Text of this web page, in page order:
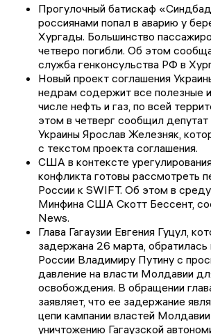
Прогулочный батискаф
россиянами попал в аварию у
Хургады. Большинство
четверо погибли. Об этом
служба генконсульства РФ в
Новый проект соглашения
недрам содержит все полезные
числе нефть и газ, по всей
этом в четверг сообщил
Украины Ярослав Железняк,
с текстом проекта соглашения.
США в контексте
конфликта готовы рассмотреть
России к SWIFT. Об этом в среду
Минфина США Скотт Бессент,
News.
Глава Гагаузии Евгения Гуцул,
задержана 26 марта, обратилась
России Владимиру Путину с
давление на власти Молдавии
освобождения. В обращении
заявляет, что ее задержание
цепи кампании властей
уничтожению Гагаузской